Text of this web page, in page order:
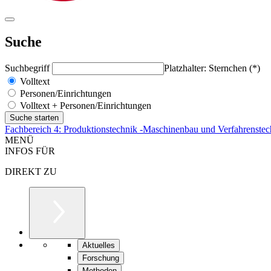
Suche
Suchbegriff
Platzhalter: Sternchen (*)
Volltext
Personen/Einrichtungen
Volltext + Personen/Einrichtungen
Fachbereich 4: Produktionstechnik -Maschinenbau und
MENÜ
INFOS FÜR
DIREKT ZU
Aktuelles
Forschung